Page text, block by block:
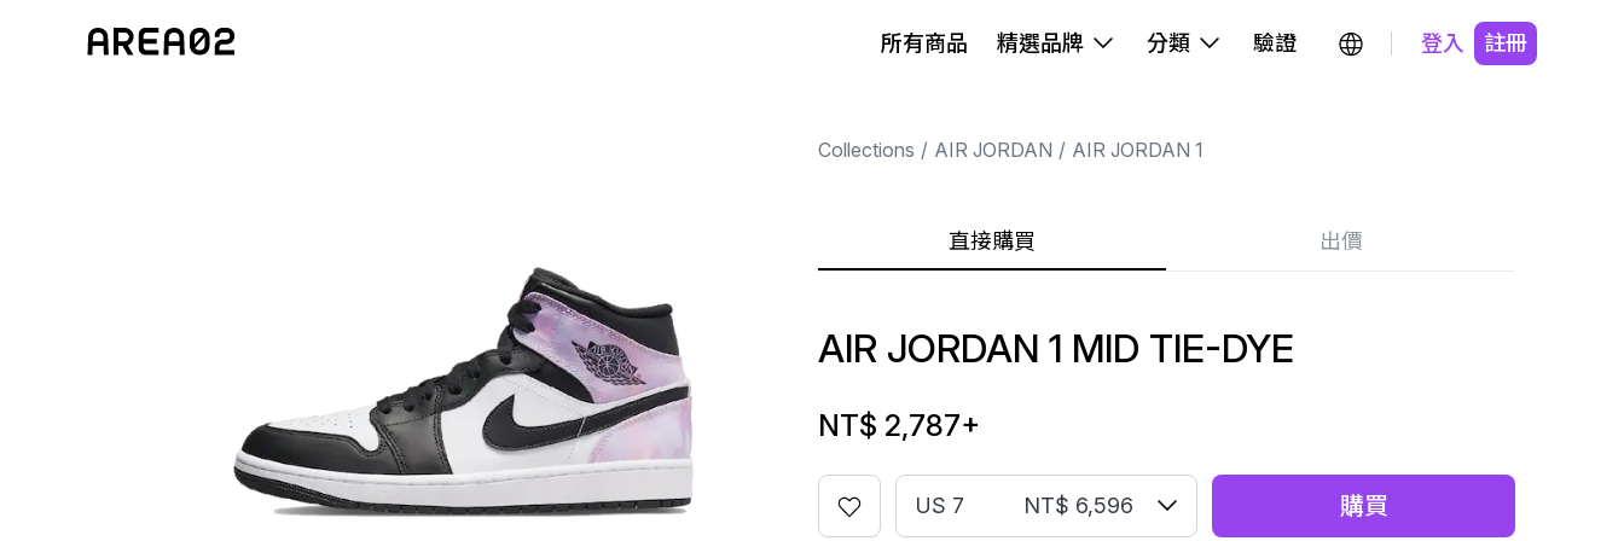
所有商品 精選品牌 分類 驗證 登入 註冊
Collections AIR JORDAN AIR JORDAN 1
直接購買 出價
AIR JORDAN 1 MID TIE-DYE
NT$ 2,787+
US 7 NT$ 6,596 購買